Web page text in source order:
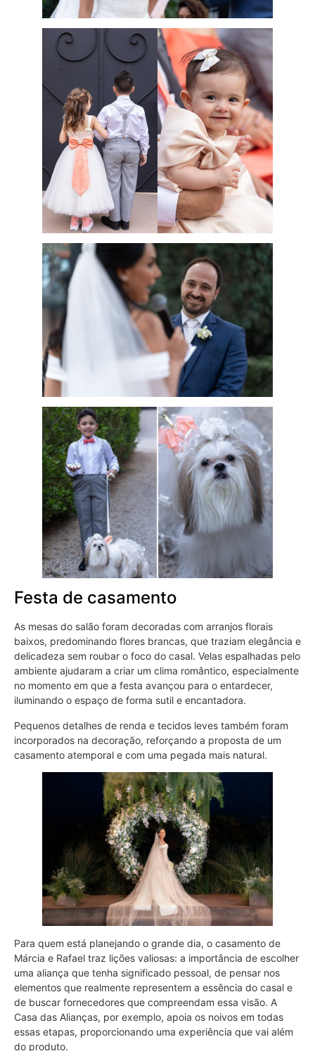
Festa de casamento
As mesas do salão foram decoradas com arranjos florais
baixos, predominando flores brancas, que traziam elegância e
delicadeza sem roubar o foco do casal. Velas espalhadas pelo
ambiente ajudaram a criar um clima romântico, especialmente
no momento em que a festa avançou para o entardecer,
iluminando o espaço de forma sutil e encantadora.
Pequenos detalhes de renda e tecidos leves também foram
incorporados na decoração, reforçando a proposta de um
casamento atemporal e com uma pegada mais natural.
Para quem está planejando o grande dia, o casamento de
Márcia e Rafael traz lições valiosas: a importância de escolher
uma aliança que tenha significado pessoal, de pensar nos
elementos que realmente representem a essência do casal e
de buscar fornecedores que compreendam essa visão. A
Casa das Alianças, por exemplo, apoia os noivos em todas
essas etapas, proporcionando uma experiência que vai além
do produto.